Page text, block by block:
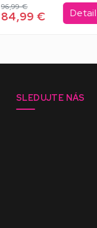
96,99 €
84,99 € Detail
SLEDUJTE NÁS